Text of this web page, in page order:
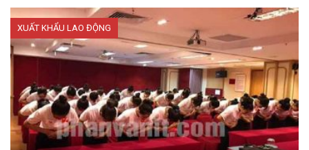
XUẤT KHẨU LAO ĐỘNG